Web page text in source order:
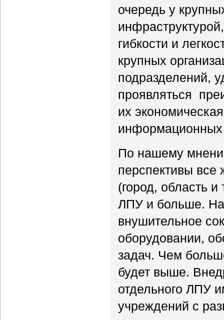
очередь у
гибкости и
крупных
подразделений,
проявляться
их
информационных
По нашему
перспективы все
(город, область
ЛПУ и больше. На
внушительное
оборудовании,
задач. Чем
будет выше.
отдельного ЛПУ
учреждений с